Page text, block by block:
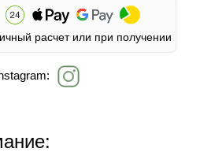
расчет или при получении